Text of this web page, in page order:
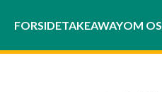
FORSIDETAKEAWAYOM OS